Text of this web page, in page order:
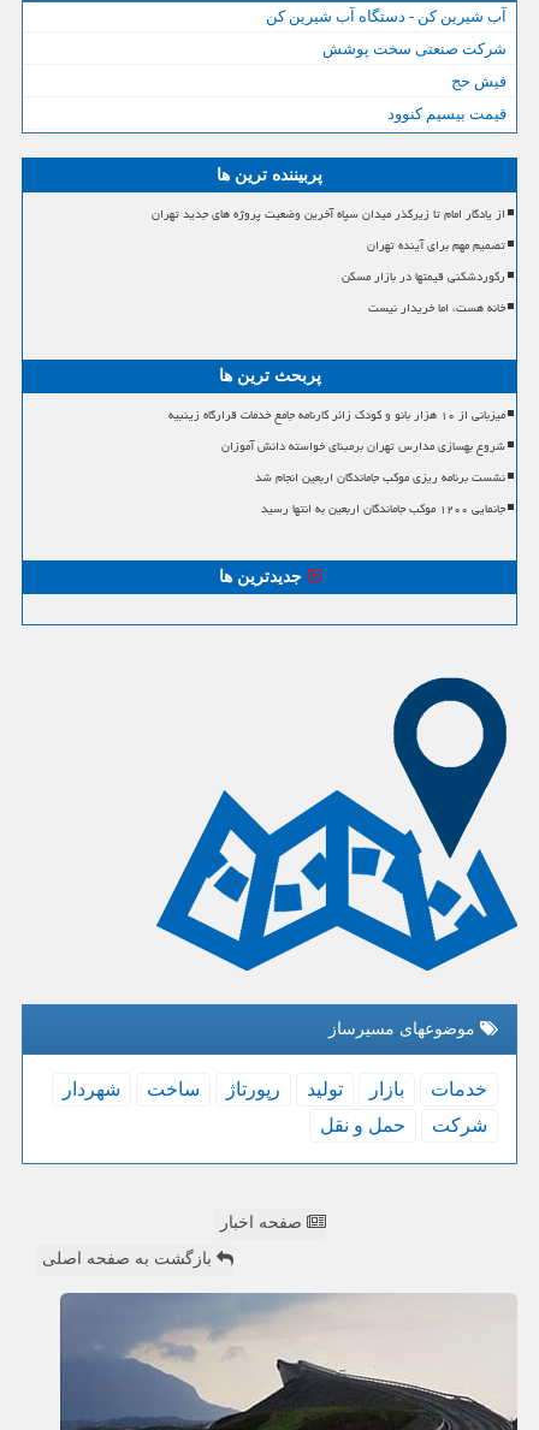
آب شیرین کن - دستگاه آب شیرین کن
شرکت صنعتی سخت پوشش
فیش حج
قیمت بیسیم کنوود
پربیننده ترین ها
از یادگار امام تا زیرگذر میدان سپاه آخرین وضعیت پروژه های جدید تهران
تصمیم مهم برای آینده تهران
رکوردشکنی قیمتها در بازار مسکن
خانه هست، اما خریدار نیست
پربحث ترین ها
میزبانی از ۱۰ هزار بانو و کودک زائر کارنامه جامع خدمات قرارگاه زینبیه
شروع بهسازی مدارس تهران برمبنای خواسته دانش آموزان
نشست برنامه ریزی موکب جاماندگان اربعین انجام شد
جانمایی ۱۲۰۰ موکب جاماندگان اربعین به انتها رسید
جدیدترین ها
موضوعهای مسیرساز
خدمات بازار تولید رپورتاژ ساخت
شهردار
شركت
حمل و نقل
صفحه اخبار
بازگشت به صفحه اصلی